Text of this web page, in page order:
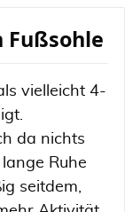
Fußsohle
vielleicht 4-
da nichts
Ruhe
seitdem,